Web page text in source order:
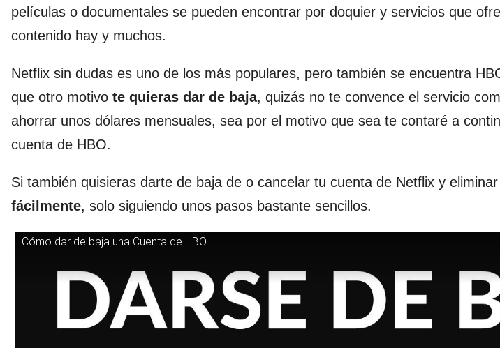
películas o documentales se pueden encontrar por doquier y servicios que
contenido hay y muchos.
Netflix sin dudas es uno de los más populares, pero también se encuentra
que otro motivo te quieras dar de baja, quizás no te convence el servicio
ahorrar unos dólares mensuales, sea por el motivo que sea te contaré a
cuenta de HBO.
Si también quisieras darte de baja de o cancelar tu cuenta de Netflix y
fácilmente, solo siguiendo unos pasos bastante sencillos.
Cómo dar de baja una Cuenta de HBO